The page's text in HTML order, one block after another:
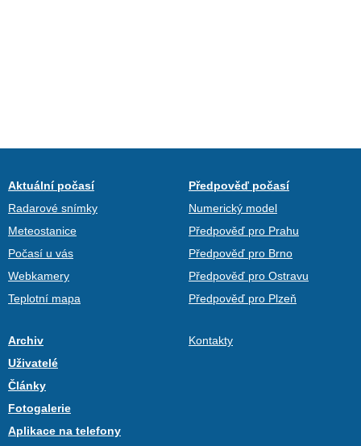
Aktuální počasí
Radarové snímky
Meteostanice
Počasí u vás
Webkamery
Teplotní mapa
Předpověď počasí
Numerický model
Předpověď pro Prahu
Předpověď pro Brno
Předpověď pro Ostravu
Předpověď pro Plzeň
Archiv
Uživatelé
Články
Fotogalerie
Aplikace na telefony
Kontakty